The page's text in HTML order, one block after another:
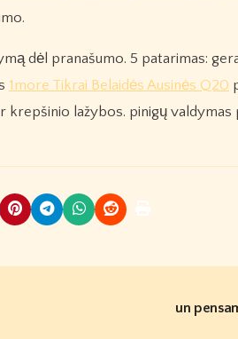
dėl pranašumo. 5 patarimas:
1more Tikrai Belaidės Ausinės Q20
lažybos. pinigų
un